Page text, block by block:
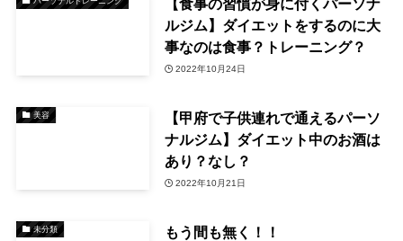
【食事の習慣が身に付くパーソナ
ルジム】ダイエットをするのに大
事なのは食事？トレーニング？
2022年10月24日
美容
【甲府で子供連れで通えるパーソ
ナルジム】ダイエット中のお酒は
あり？なし？
2022年10月21日
未分類 もう間も無く！！